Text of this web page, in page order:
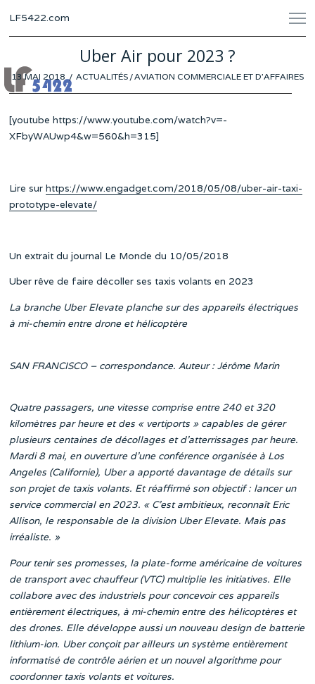
LF5422.com
Uber Air pour 2023 ?
POSTED
ON
13 MAI 2018 ACTUALITÉS /AVIATION COMMERCIALE ET D'AFFAIRES
[youtube https://www.youtube.com/watch?v=-
XFbyWAUwp4&w=560&h=315]
Lire surhttps://www.engadget.com/2018/05/08/uber-air-taxi-
prototype-elevate/
Un extrait du journal Le Monde du 10/05/2018
Uber rêve de faire décoller ses taxis volants en 2023
La branche Uber Elevate planche sur des appareils électriques
à mi-chemin entre drone et hélicoptère
SAN FRANCISCO – correspondance. Auteur : Jérôme Marin
Quatre passagers, une vitesse comprise entre 240 et 320
kilomètres par heure et des « vertiports » capables de gérer
plusieurs centaines de décollages et d’atterrissages par heure.
Mardi 8 mai, en ouverture d’une conférence organisée à Los
Angeles (Californie), Uber a apporté davantage de détails sur
son projet de taxis volants. Et réaffirmé son objectif : lancer un
service commercial en 2023. « C’est ambitieux, reconnaît Eric
Allison, le responsable de la division Uber Elevate. Mais pas
irréaliste. »
Pour tenir ses promesses, la plate-forme américaine de voitures
de transport avec chauffeur (VTC) multiplie les initiatives. Elle
collabore avec des industriels pour concevoir ces appareils
entièrement électriques, à mi-chemin entre des hélicoptères et
des drones. Elle développe aussi un nouveau design de batterie
lithium-ion. Uber conçoit par ailleurs un système entièrement
informatisé de contrôle aérien et un nouvel algorithme pour
coordonner taxis volants et voitures.